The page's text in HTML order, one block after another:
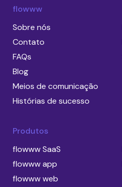
flowww
Sobre nós
Contato
FAQs
Blog
Meios de comunicação
Histórias de sucesso
Produtos
flowww SaaS
flowww app
flowww web